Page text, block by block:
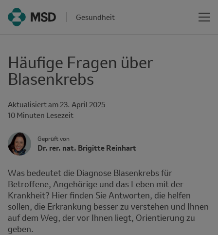
Gesundheit
Häufige Fragen über
Blasenkrebs
Aktualisiert am23. April 2025
Reading
10 Minuten Lesezeit
Geprüft von
Author's
Avatar
Name
Affiliation
Dr. rer. nat. Brigitte Reinhart
Was bedeutet die Diagnose Blasenkrebs für
Betroffene, Angehörige und das Leben mit der
Krankheit? Hier finden Sie Antworten, die helfen
sollen, die Erkrankung besser zu verstehen und Ihnen
auf dem Weg, der vor Ihnen liegt, Orientierung zu
geben.